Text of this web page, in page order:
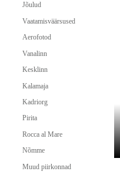
Jõulud
Vaatamisväärsused
Aerofotod
Vanalinn
Kesklinn
Kalamaja
Kadriorg
Pirita
Rocca al Mare
Nõmme
Muud piirkonnad